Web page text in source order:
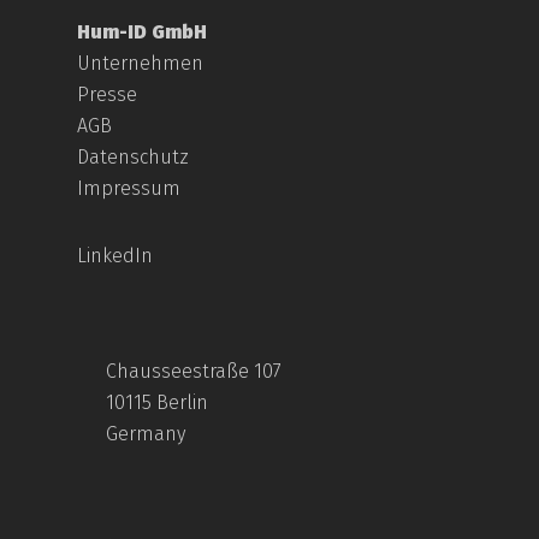
Hum-ID GmbH
Unternehmen
Presse
AGB
Datenschutz
Impressum
LinkedIn
Chausseestraße 107
10115 Berlin
Germany